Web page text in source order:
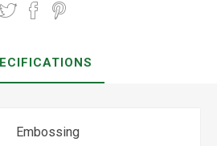
Embossing